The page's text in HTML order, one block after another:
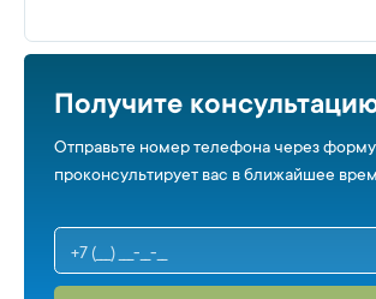
Получите
Отправьте номер телефона через
проконсультирует вас в ближайшее